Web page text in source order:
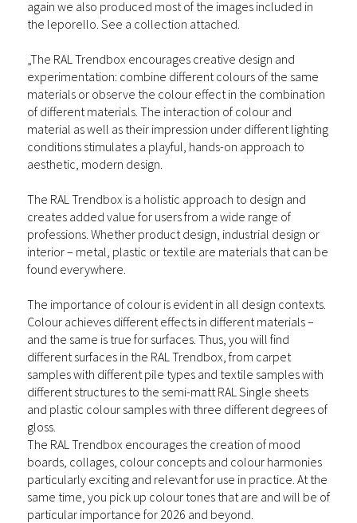
again we also produced most of the images included in
the leporello. See a collection attached.
„The RAL Trendbox encourages creative design and
experimentation: combine different colours of the same
materials or observe the colour effect in the combination
of different materials. The interaction of colour and
material as well as their impression under different lighting
conditions stimulates a playful, hands-on approach to
aesthetic, modern design.
The RAL Trendbox is a holistic approach to design and
creates added value for users from a wide range of
professions. Whether product design, industrial design or
interior – metal, plastic or textile are materials that can be
found everywhere.
The importance of colour is evident in all design contexts.
Colour achieves different effects in different materials –
and the same is true for surfaces. Thus, you will find
different surfaces in the RAL Trendbox, from carpet
samples with different pile types and textile samples with
different structures to the semi-matt RAL Single sheets
and plastic colour samples with three different degrees of
gloss.
The RAL Trendbox encourages the creation of mood
boards, collages, colour concepts and colour harmonies
particularly exciting and relevant for use in practice . At the
same time, you pick up colour tones that are and will be of
particular importance for 2026 and beyond.